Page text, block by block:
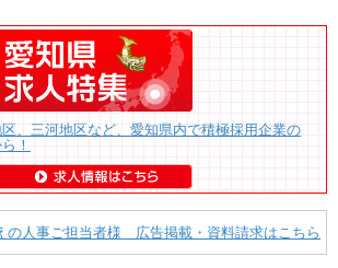
、三河地区など、愛知県内で積極採用企業の
！
の人事ご担当者様 広告掲載・資料請求はこちら